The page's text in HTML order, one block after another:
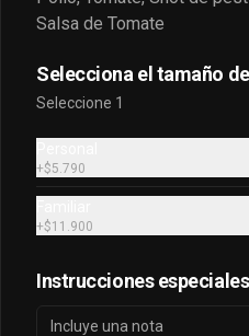
Despacho
Términos y condiciones
Política de privacidad
Redes sociales
Facebook
Mi cuenta
Salsa de Tomate
Selecciona el tamaño
Seleccione 1
+$5.790
+$11.900
Instrucciones especiales